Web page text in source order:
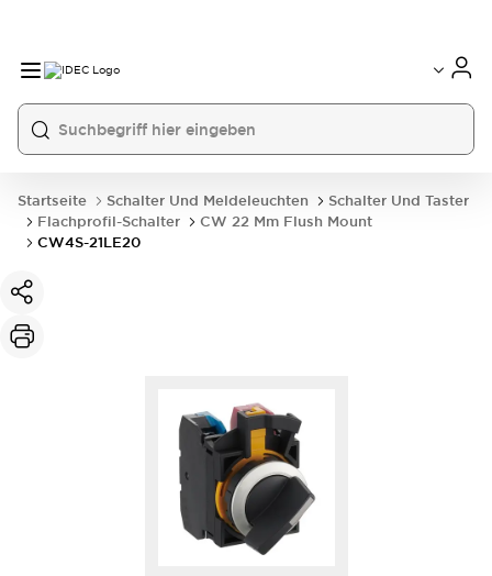
Startseite Schalter Und Meldeleuchten
Schalter Und Taster
Flachprofil-Schalter
CW 22 Mm Flush Mount
CW4S-21LE20